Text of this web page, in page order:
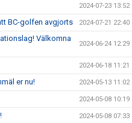
2024-07-23 13:52
BC-golfen avgjorts 2024-07-21 22:40
Välkomna
2024-06-24 12:29
2024-06-18 11:21
er nu! 2024-05-13 11:02
2024-05-08 10:19
2024-05-08 07:33